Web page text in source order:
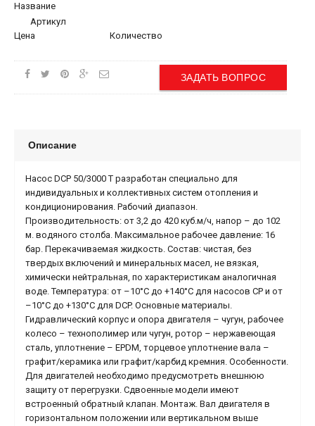
Название
Артикул
Цена
Количество
ЗАДАТЬ ВОПРОС
Описание
Насос DCP 50/3000 T разработан специально для
индивидуальных и коллективных систем отопления и
кондиционирования. Рабочий диапазон.
Производительность: от 3,2 до 420 куб.м/ч, напор – до 102
м. водяного столба. Максимальное рабочее давление: 16
бар. Перекачиваемая жидкость. Состав: чистая, без
твердых включений и минеральных масел, не вязкая,
химически нейтральная, по характеристикам аналогичная
воде. Температура: от –10°C до +140°C для насосов СР и от
–10°C до +130°C для DCP. Основные материалы.
Гидравлический корпус и опора двигателя – чугун, рабочее
колесо – технополимер или чугун, ротор – нержавеющая
сталь, уплотнение – EPDM, торцевое уплотнение вала –
графит/керамика или графит/карбид кремния. Особенности.
Для двигателей необходимо предусмотреть внешнюю
защиту от перегрузки. Сдвоенные модели имеют
встроенный обратный клапан. Монтаж. Вал двигателя в
горизонтальном положении или вертикальном выше